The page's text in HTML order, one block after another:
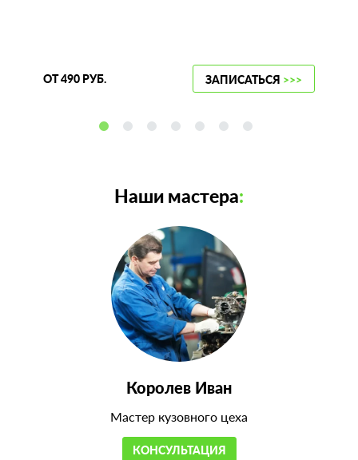
ОТ 490 РУБ. ЗАПИСАТЬСЯ >>>
Наши мастера:
Королев Иван
Мастер кузовного цеха
КОНСУЛЬТАЦИЯ